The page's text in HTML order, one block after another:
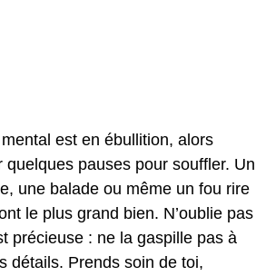
est en ébullition, alors
quelques pauses pour souffler. Un
une balade ou même un fou rire
le plus grand bien. N’oublie pas
précieuse : ne la gaspille pas à
détails. Prends soin de toi,